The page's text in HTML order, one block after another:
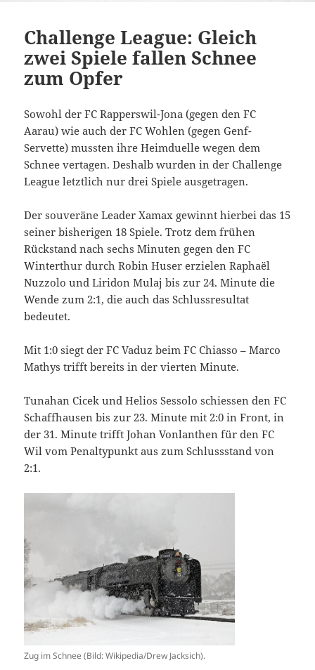
Challenge League: Gleich
zwei Spiele fallen Schnee
zum Opfer
Sowohl der FC Rapperswil-Jona (gegen den FC
Aarau) wie auch der FC Wohlen (gegen Genf-
Servette) mussten ihre Heimduelle wegen dem
Schnee vertagen. Deshalb wurden in der Challenge
League letztlich nur drei Spiele ausgetragen.
Der souveräne Leader Xamax gewinnt hierbei das 15
seiner bisherigen 18 Spiele. Trotz dem frühen
Rückstand nach sechs Minuten gegen den FC
Winterthur durch Robin Huser erzielen Raphaël
Nuzzolo und Liridon Mulaj bis zur 24. Minute die
Wende zum 2:1, die auch das Schlussresultat
bedeutet.
Mit 1:0 siegt der FC Vaduz beim FC Chiasso – Marco
Mathys trifft bereits in der vierten Minute.
Tunahan Cicek und Helios Sessolo schiessen den FC
Schaffhausen bis zur 23. Minute mit 2:0 in Front, in
der 31. Minute trifft Johan Vonlanthen für den FC
Wil vom Penaltypunkt aus zum Schlussstand von
2:1.
Zug im Schnee (Bild: Wikipedia/Drew Jacksich).